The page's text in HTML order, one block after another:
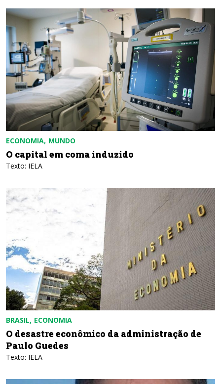
ECONOMIA MUNDO
O capital em coma induzido
Texto: IELA
BRASIL ECONOMIA
O desastre econômico da administração de
Paulo Guedes
Texto: IELA